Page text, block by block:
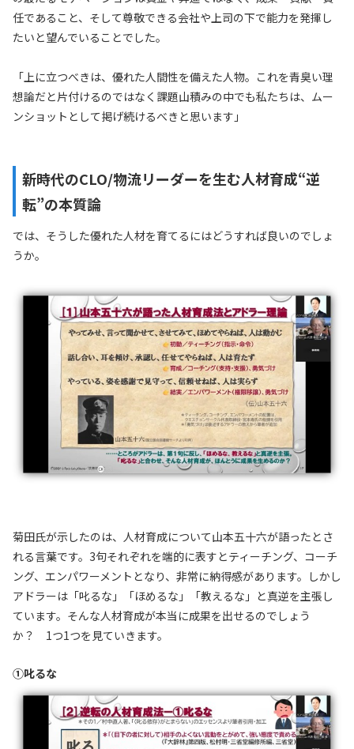
任であること、そして尊敬できる会社や上司の下で能力を発揮し
たいと望んでいることでした。
「上に立つべきは、優れた人間性を備えた人物。これを青臭い理
想論だと片付けるのではなく課題山積みの中でも私たちは、ムー
ンショットとして掲げ続けるべきと思います」
新時代のCLO/物流リーダーを生む人材育成“逆
転”の本質論
では、そうした優れた人材を育てるにはどうすれば良いのでしょ
うか。
菊田氏が示したのは、人材育成について山本五十六が語ったとさ
れる言葉です。3句それぞれを端的に表すとティーチング、コーチ
ング、エンパワーメントとなり、非常に納得感があります。しかし
アドラーは「叱るな」「ほめるな」「教えるな」と真逆を主張し
ています。そんな人材育成が本当に成果を出せるのでしょう
か？ 1つ1つを見ていきます。
①叱るな